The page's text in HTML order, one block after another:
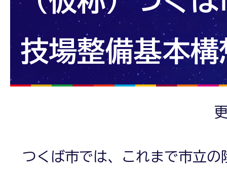
技場整備基本構
つくば市では、これまで市立の